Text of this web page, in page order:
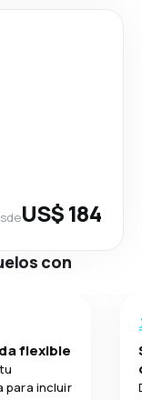
US$ 184
con
flexible
para incluir